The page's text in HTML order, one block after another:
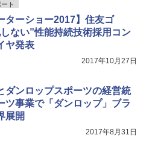
ト
ターショー2017】住友ゴ
ない”性能持続技術採用コン
ヤ発表
2017年10月27日
ダンロップスポーツの経営統
ツ事業で「ダンロップ」ブラ
展開
2017年8月31日